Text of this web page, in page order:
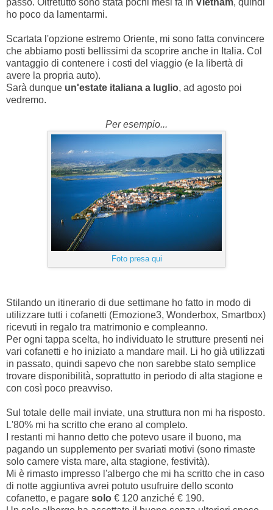
passo. Oltretutto sono stata pochi mesi fa in Vietnam, quindi
ho poco da lamentarmi.
Scartata l'opzione estremo Oriente, mi sono fatta convincere
che abbiamo posti bellissimi da scoprire anche in Italia. Col
vantaggio di contenere i costi del viaggio (e la libertà di
avere la propria auto).
Sarà dunque un'estate italiana a luglio, ad agosto poi
vedremo.
Per esempio...
Foto presa qui
Stilando un itinerario di due settimane ho fatto in modo di
utilizzare tutti i cofanetti (Emozione3, Wonderbox, Smartbox)
ricevuti in regalo tra matrimonio e compleanno.
Per ogni tappa scelta, ho individuato le strutture presenti nei
vari cofanetti e ho iniziato a mandare mail. Li ho già utilizzati
in passato, quindi sapevo che non sarebbe stato semplice
trovare disponibilità, soprattutto in periodo di alta stagione e
con così poco preavviso.
Sul totale delle mail inviate, una struttura non mi ha risposto.
L'80% mi ha scritto che erano al completo.
I restanti mi hanno detto che potevo usare il buono, ma
pagando un supplemento per svariati motivi (sono rimaste
solo camere vista mare, alta stagione, festività).
Mi è rimasto impresso l'albergo che mi ha scritto che in caso
di notte aggiuntiva avrei potuto usufruire dello sconto
cofanetto, e pagare solo € 120 anziché € 190.